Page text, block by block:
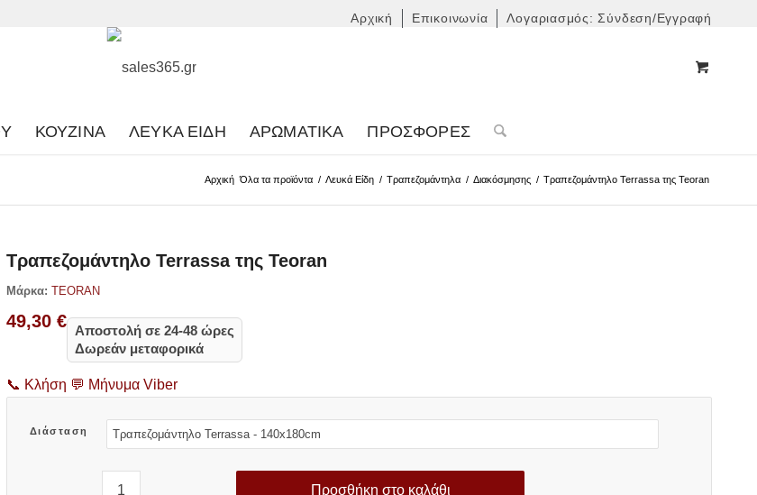
Αρχική Επικοινωνία Λογαριασμός: Σύνδεση/Εγγραφή
ΚΟΥΖΊΝΑ ΛΕΥΚΆ ΕΊΔΗ ΑΡΩΜΑΤΙΚΆ ΠΡΟΣΦΟΡΈΣ
Αρχική Όλα τα προϊόντα / Λευκά Είδη / Τραπεζομάντηλα / Διακόσμησης / Τραπεζομάντηλο Terrassa της Teoran
Τραπεζομάντηλο Terrassa της Teoran
Μάρκα: TEORAN
49,30 €
Αποστολή σε 24-48 ώρες
Δωρεάν μεταφορικά
📞 Κλήση 💬 Μήνυμα Viber
Διάσταση
Προσθήκη στο καλάθι